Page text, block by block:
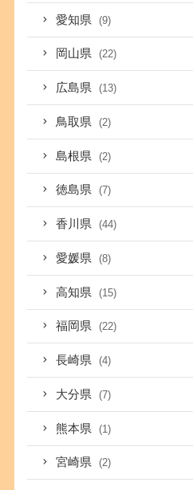
愛知県 (9)
岡山県 (22)
広島県 (13)
鳥取県 (2)
島根県 (2)
徳島県 (7)
香川県 (44)
愛媛県 (8)
高知県 (15)
福岡県 (22)
長崎県 (4)
大分県 (7)
熊本県 (1)
宮崎県 (2)